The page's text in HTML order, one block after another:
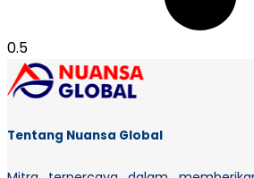
Tentang Nuansa Global